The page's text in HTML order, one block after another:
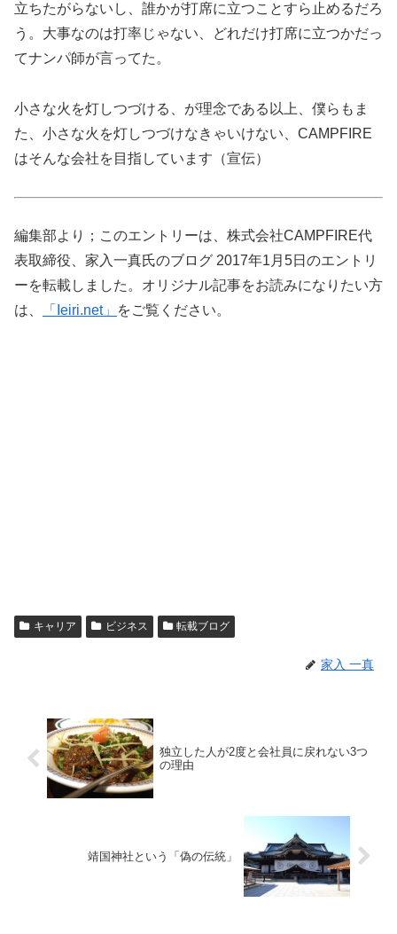
立ちたがらないし、誰かが打席に立つことすら止めるだろ
う。大事なのは打率じゃない、どれだけ打席に立つかだっ
てナンパ師が言ってた。
小さな火を灯しつづける、が理念である以上、僕らもま
た、小さな火を灯しつづけなきゃいけない、CAMPFIRE
はそんな会社を目指しています（宣伝）
編集部より；このエントリーは、株式会社CAMPFIRE代
表取締役、家入一真氏のブログ 2017年1月5日のエントリ
ーを転載しました。オリジナル記事をお読みになりたい方
は、
「Ieiri.net」 をご覧ください。
キャリア ビジネス 転載ブログ
家入 一真
独立した人が2度と会社員に戻れない3つ
の理由
靖国神社という「偽の伝統」